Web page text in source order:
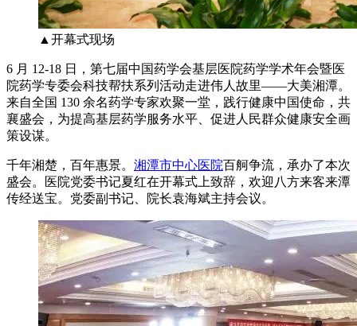
▲开幕式现场
6 月 12-18 日，第七届中国药学会基层医院药学学术年会暨医
院药学专委会科技帮扶系列活动走进伟人故里——大美湘潭。
来自全国 130 余名药学专家欢聚一堂，践行健康中国使命，共
襄盛会，为提高基层药学服务水平、促进人民群众健康安全画
策设谋。
千年湘楚，百年惠景。 湘潭市中心医院百舸争流，承办了本次
盛会。医院党委书记夏红在开幕式上致辞，欢迎八方来客来潭
传经送宝。党委副书记、院长袁海斌主持会议。